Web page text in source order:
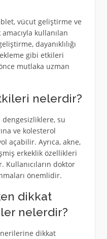
vücut geliştirme ve
kullanılan
dayanıklılığı
gibi etkileri
mutlaka uzman
nelerdir?
dengesizliklere, su
ve kolesterol
açabilir. Ayrıca, akne,
erkeklik özellikleri
doktor
önemlidir.
dikkat
nelerdir?
dikkat